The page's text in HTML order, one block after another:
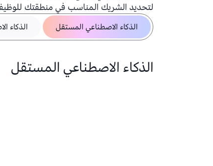
لتحديد الشريك المناسب في منطقتك
الذكاء الاصطناعي المستقل الذكاء
الذكاء الاصطناعي المستقل